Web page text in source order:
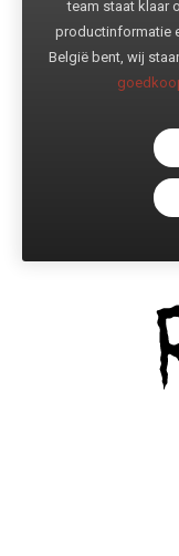
team staat klaar
productinformatie
België bent, wij